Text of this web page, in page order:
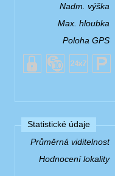
Nadm. výška
Max. hloubka
Poloha GPS
Statistické údaje
Průměrná viditelnost
Hodnocení lokality